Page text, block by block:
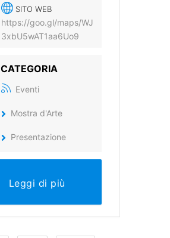
SITO WEB
https://goo.gl/maps/WJ
3xbU5wAT1aa6Uo9
CATEGORIA
Eventi
Mostra d'Arte
Presentazione
Leggi di più